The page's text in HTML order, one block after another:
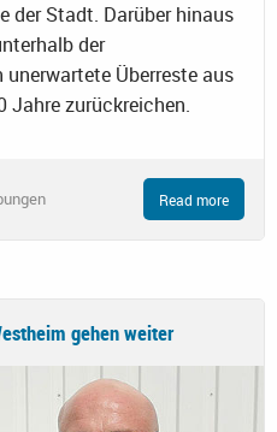
der Stadt. Darüber hinaus
der
Überreste aus
Jahre zurückreichen.
Read more
gehen weiter